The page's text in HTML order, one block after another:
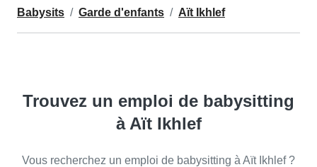
Babysits Garde d'enfants Aït Ikhlef
Trouvez un emploi de babysitting
à Aït Ikhlef
Vous recherchez un emploi de babysitting à Aït Ikhlef ?